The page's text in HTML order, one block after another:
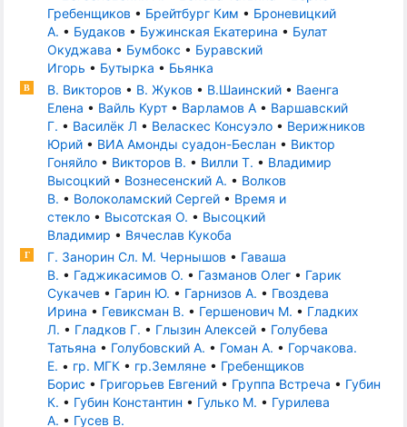
Гребенщиков • Брейтбург Ким • Броневицкий
А. • Будаков • Бужинская Екатерина • Булат
Окуджава • Бумбокс • Буравский
Игорь • Бутырка • Бьянка
В В. Викторов • В. Жуков • В.Шаинский • Ваенга
Елена • Вайль Курт • Варламов А • Варшавский
Г. • Василёк Л • Веласкес Консуэло • Верижников
Юрий • ВИА Амонды суадон-Беслан • Виктор
Гоняйло • Викторов В. • Вилли Т. • Владимир
Высоцкий • Вознесенский А. • Волков
В. • Волоколамский Сергей • Время и
стекло • Высотская О. • Высоцкий
Владимир • Вячеслав Кукоба
Г Г. Занорин Сл. М. Чернышов • Гаваша
В. • Гаджикасимов О. • Газманов Олег • Гарик
Сукачев • Гарин Ю. • Гарнизов А. • Гвоздева
Ирина • Гевиксман В. • Гершенович М. • Гладких
Л. • Гладков Г. • Глызин Алексей • Голубева
Татьяна • Голубовский А. • Гоман А. • Горчакова.
Е. • гр. МГК • гр.Земляне • Гребенщиков
Борис • Григорьев Евгений • Группа Встреча • Губин
К. • Губин Константин • Гулько М. • Гурилева
А. • Гусев В.